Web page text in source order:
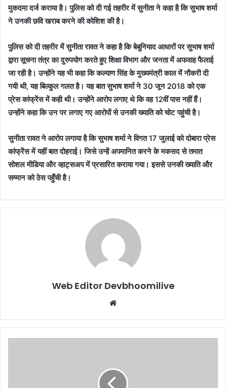
मुकदमा दर्ज कराया है। पुलिस को दी गई तहरीर में सुनीता ने कहा है कि सुभाष शर्मा
ने उनकी छवि खराब करने की कोशिश की है।
पुलिस को दी तहरीर में सुनीता रावत ने कहा है कि बेबुनियाद आधारों पर सुभाष शर्मा
द्वारा सूचना तंत्र का दुरुपयोग करते हुए शिक्षा विभाग और जनता में अफवाह फैलाई
जा रही है। उन्होंने यह भी कहा कि कल्याण सिंह के मुख्यमंत्री काल में नौकरी दी
गयी थी, यह बिल्कुल गलत है। यह बात सुभाष शर्मा ने 30 जून 2018 को एक
प्रेस कांफ्रेंस में कही थी। उन्होंने आरोप लगाए थे कि वह 12वीं पास नहीं हैं।
उन्होंने कहा कि उन पर लगाए गए आरोपों से उनकी ख्याति को चोट पहुंची है।
सुनीता रावत ने आरोप लगाया है कि सुभाष शर्मा ने विगत 17 जुलाई को दोबारा प्रेस
कांफ्रेंस में यहीं बात दोहराई। जिसे उन्हें अपमानित करने के मकसद से तमात
सोशल मीडिया और व्हाट्सअप में प्रसारित कराया गया। इससे उनकी ख्याति और
सम्मान को ठेस पहुँची है।
Web Editor Devbhoomilive
Website